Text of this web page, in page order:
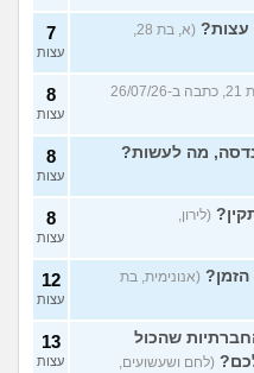
עצות?
(א, בת 28,
7
עצות
(.., בת 21, כתבה ב-26/07/26
8
עצות
מה לעשות? 8
עצות
(לירון,
8
עצות
(אנונימית, בת
12
עצות
שהכול
(לחם ושעשועים,
13
עצות